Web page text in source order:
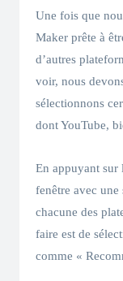
Une fois que
Maker prête à
d’autres
voir, nous
sélectionnons
dont YouTube,
En appuyant sur
fenêtre avec
chacune des
faire est de
comme «